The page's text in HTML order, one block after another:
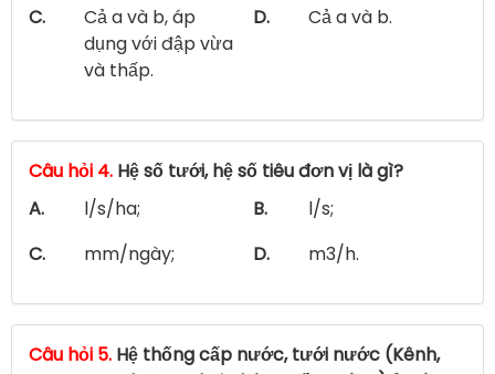
C.
Cả a và b, áp
dụng với đập vừa
và thấp.
D. Cả a và b.
Câu hỏi 4. Hệ số tưới, hệ số tiêu đơn vị là gì?
A.
l/s/ha; B.
l/s;
C.
mm/ngày; D. m3/h.
Câu hỏi 5. Hệ thống cấp nước, tưới nước (Kênh,